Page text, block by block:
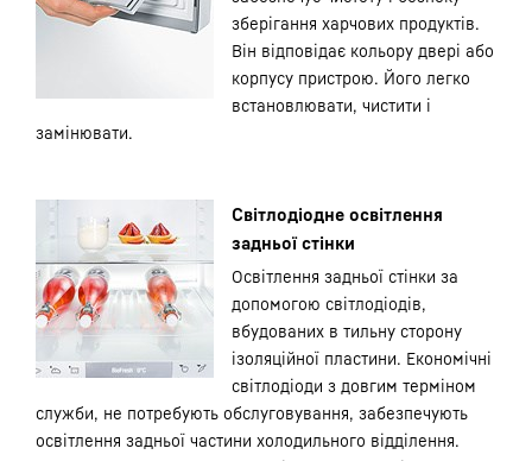
зберігання харчових продуктів.
Він відповідає кольору двері або
корпусу пристрою. Його легко
встановлювати, чистити і
замінювати.
Світлодіодне освітлення
задньої стінки
Освітлення задньої стінки за
допомогою світлодіодів,
вбудованих в тильну сторону
ізоляційної пластини. Економічні
світлодіоди з довгим терміном
служби, не потребують обслуговування, забезпечують
освітлення задньої частини холодильного відділення.